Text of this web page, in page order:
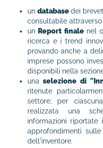
un databasedei
consultabile
un Report finalenel
ricerca e i trend
provando anche a
imprese possono
disponibili nella
una selezione di
ritenute
settore; per
realizzata una
informazioni
approfondimenti
dell'inventore.